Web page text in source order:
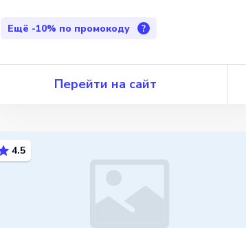
Ещё -10% по промокоду ?
Перейти на сайт
4.5